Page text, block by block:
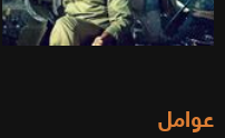
عوامل